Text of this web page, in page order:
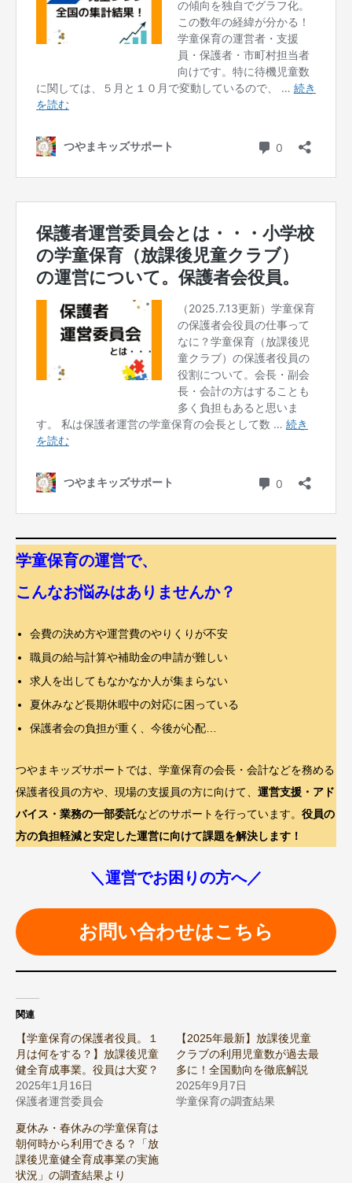
学童保育の運営で、
こんなお悩みはありませんか？
会費の決め方や運営費のやりくりが不安
職員の給与計算や補助金の申請が難しい
求人を出してもなかなか人が集まらない
夏休みなど長期休暇中の対応に困っている
保護者会の負担が重く、今後が心配…
つやまキッズサポートでは、学童保育の会長・会計などを務める
保護者役員の方や、現場の支援員の方に向けて、 運営支援・アド
バイス・業務の一部委託などのサポートを行っています。 役員の
方の負担軽減と安定した運営に向けて課題を解決します！
＼運営でお困りの方へ／
お問い合わせはこちら
関連
【学童保育の保護者役員。１
月は何をする？】放課後児童
健全育成事業。役員は大変？
2025年1月16日
保護者運営委員会
【2025年最新】放課後児童
クラブの利用児童数が過去最
多に！全国動向を徹底解説
2025年9月7日
学童保育の調査結果
夏休み・春休みの学童保育は
朝何時から利用できる？「放
課後児童健全育成事業の実施
状況」の調査結果より